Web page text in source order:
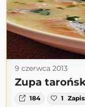
9 czerwca 2013
Zupa
184 1